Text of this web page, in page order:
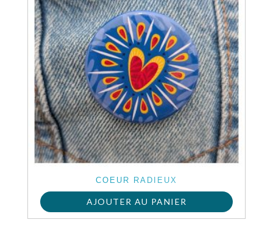
COEUR RADIEUX
AJOUTER AU PANIER